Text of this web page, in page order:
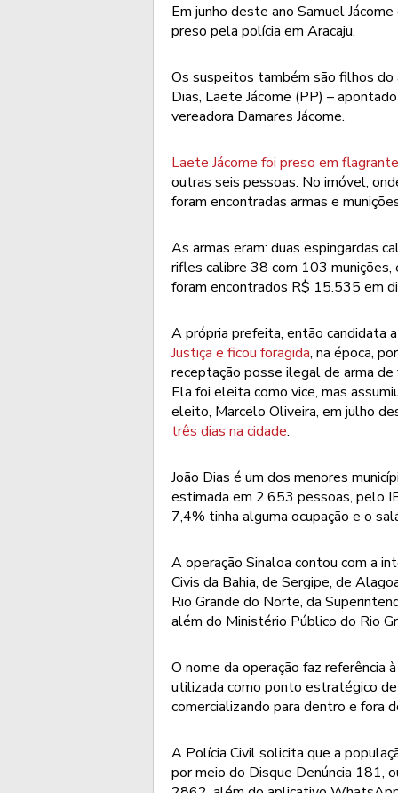
Em junho deste ano Samuel
preso pela polícia em Aracaju.
Os suspeitos também são filhos do
Dias, Laete Jácome (PP) –
vereadora Damares Jácome.
Laete Jácome foi preso em
outras seis pessoas. No imóvel,
foram encontradas armas e
As armas eram: duas espingardas
rifles calibre 38 com 103
foram encontrados R$ 15.535 em
A própria prefeita, então candidata
Justiça e ficou foragida, na época,
receptação posse ilegal de arma
Ela foi eleita como vice, mas
eleito, Marcelo Oliveira, em julho
três dias na cidade.
João Dias é um dos menores
estimada em 2.653 pessoas, pelo
7,4% tinha alguma ocupação e o
A operação Sinaloa contou com a
Civis da Bahia, de Sergipe, de
Rio Grande do Norte, da
além do Ministério Público do Rio
O nome da operação faz referência
utilizada como ponto estratégico
comercializando para dentro e fora
A Polícia Civil solicita que a
por meio do Disque Denúncia 181,